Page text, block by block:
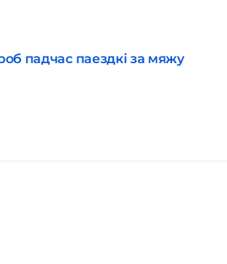
падчас паездкі за мяжу